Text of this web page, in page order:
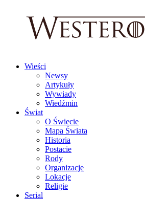
Wieści
Newsy
Artykuły
Wywiady
Wiedźmin
Świat
O Świecie
Mapa Świata
Historia
Postacie
Rody
Organizacje
Lokacje
Religie
Serial